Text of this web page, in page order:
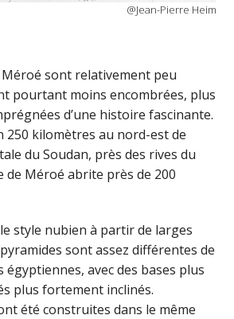
@Jean-Pierre Heim
Méroé sont relativement peu
pourtant moins encombrées, plus
d’une histoire fascinante.
250 kilomètres au nord-est de
du Soudan, près des rives du
de Méroé abrite près de 200
style nubien à partir de larges
sont assez différentes de
avec des bases plus
plus fortement inclinés.
été construites dans le même